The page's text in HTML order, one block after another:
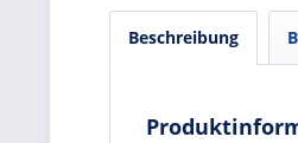
Beschreibung